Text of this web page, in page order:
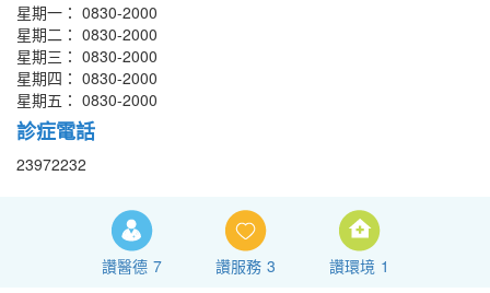
星期一： 0830-2000
星期二： 0830-2000
星期三： 0830-2000
星期四： 0830-2000
星期五： 0830-2000
診症電話
23972232
讚醫德 7 讚服務 3 讚環境 1